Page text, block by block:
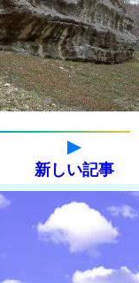
新しい記事